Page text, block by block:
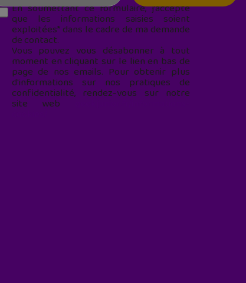
En soumettant ce formulaire, j’accepte
que les informations saisies soient
exploitées* dans le cadre de ma demande
de contact.
Vous pouvez vous désabonner à tout
moment en cliquant sur le lien en bas de
page de nos emails. Pour obtenir plus
d'informations sur nos pratiques de
confidentialité, rendez-vous sur notre
site web